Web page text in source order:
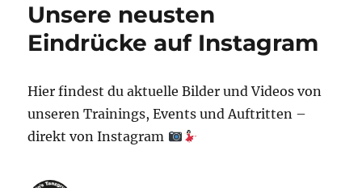
Unsere neusten
Eindrücke auf Instagram
Hier findest du aktuelle Bilder und Videos von
unseren Trainings, Events und Auftritten –
direkt von Instagram